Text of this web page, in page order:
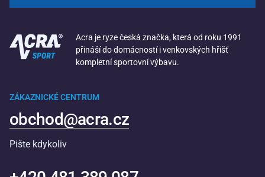
Acra je ryze česká značka, která od roku 1991
přináší do domácností i venkovských hřišť
kompletní sportovní výbavu.
ZÁKAZNICKÉ CENTRUM
obchod@acra.cz
Pište kdykoliv